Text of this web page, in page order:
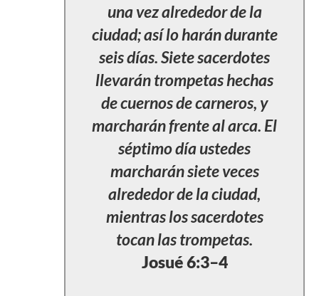
una vez alrededor de la
ciudad; así lo harán durante
seis días. Siete sacerdotes
llevarán trompetas hechas
de cuernos de carneros, y
marcharán frente al arca. El
séptimo día ustedes
marcharán siete veces
alrededor de la ciudad,
mientras los sacerdotes
tocan las trompetas.
Josué 6:3–4